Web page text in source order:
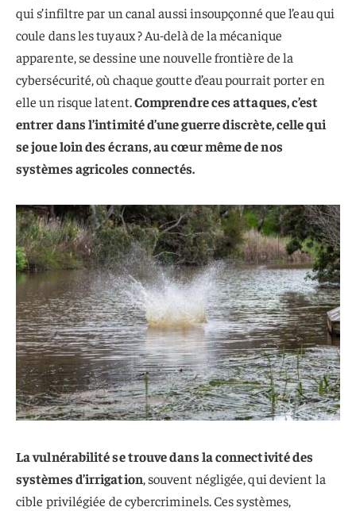
qui s’infiltre par un canal aussi insoupçonné que l’eau qui
coule dans les tuyaux ? Au-delà de la mécanique
apparente, se dessine une nouvelle frontière de la
cybersécurité, où chaque goutte d’eau pourrait porter en
elle un risque latent.Comprendre ces attaques, c’est
entrer dans l’intimité d’une guerre discrète, celle qui
se joue loin des écrans, au cœur même de nos
systèmes agricoles connectés.
La vulnérabilité se trouve dans la connectivité des
systèmes d’irrigation, souvent négligée, qui devient la
cible privilégiée de cybercriminels. Ces systèmes,